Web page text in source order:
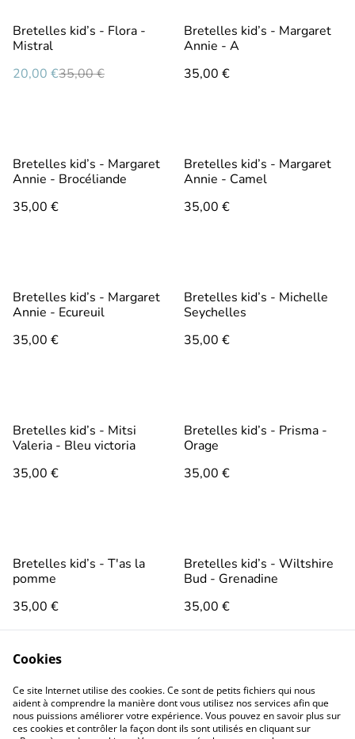
%
Bretelles kid’s - Flora -
Mistral
20,00 €35,00 €
Bretelles kid’s - Margaret
Annie - A
35,00 €
Bretelles kid’s - Margaret
Annie - Brocéliande
35,00 €
Bretelles kid’s - Margaret
Annie - Camel
35,00 €
Bretelles kid’s - Margaret
Annie - Ecureuil
35,00 €
Bretelles kid’s - Michelle
Seychelles
35,00 €
Bretelles kid’s - Mitsi
Valeria - Bleu victoria
35,00 €
Bretelles kid’s - Prisma -
Orage
35,00 €
Bretelles kid’s - T'as la
pomme
35,00 €
Bretelles kid’s - Wiltshire
Bud - Grenadine
35,00 €
1 2
Cookies
Ce site Internet utilise des cookies. Ce sont de petits fichiers qui nous
aident à comprendre la manière dont vous utilisez nos services afin que
nous puissions améliorer votre expérience. Vous pouvez en savoir plus sur
ces cookies et contrôler la façon dont ils sont utilisés en cliquant sur